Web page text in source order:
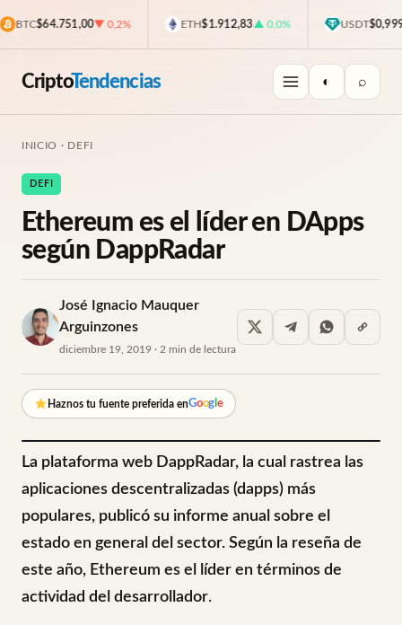
BTC$64.751,00▼ 0,2% ETH$1.912,83▲ 0,0% USDT$0,9993
CriptoTendencias ◐ ⌕
INICIO · DEFI
DEFI
Ethereum es el líder en DApps
según DappRadar
José Ignacio Mauquer
Arguinzones
diciembre 19, 2019 · 2 min de lectura
Haznos tu fuente preferida enGoog e
La plataforma web DappRadar, la cual rastrea las
aplicaciones descentralizadas (dapps) más
populares, publicó su informe anual sobre el
estado en general del sector. Según la reseña de
este año, Ethereum es el líder en términos de
actividad del desarrollador.